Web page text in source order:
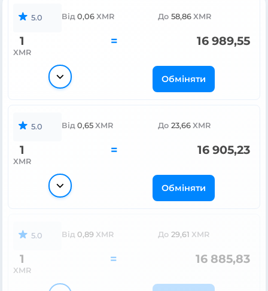
5.0 Від 0,06 XMR До 58,86 XMR
1
XMR
= 16 989,55
Обміняти
5.0 Від 0,65 XMR До 23,66 XMR
1
XMR
= 16 905,23
Обміняти
5.0 Від 0,89 XMR До 29,61 XMR
1
XMR
= 16 885,83